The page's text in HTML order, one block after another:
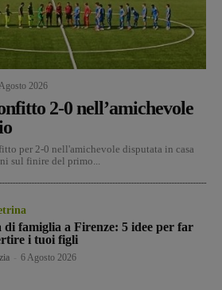
2026
2-0 nell’amichevole
per 2-0 nell'amichevole disputata in casa
sul finire del primo...
di famiglia a Firenze: 5 idee per far
i tuoi figli
6 Agosto 2026